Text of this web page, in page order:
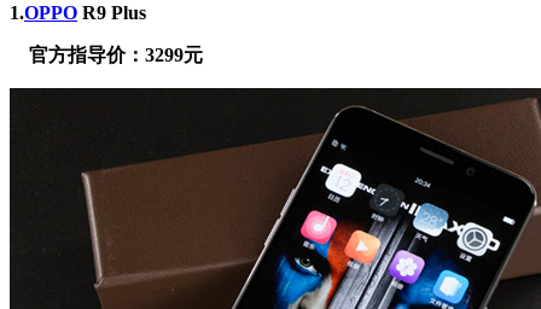
1.OPPO R9 Plus
官方指导价：3299元